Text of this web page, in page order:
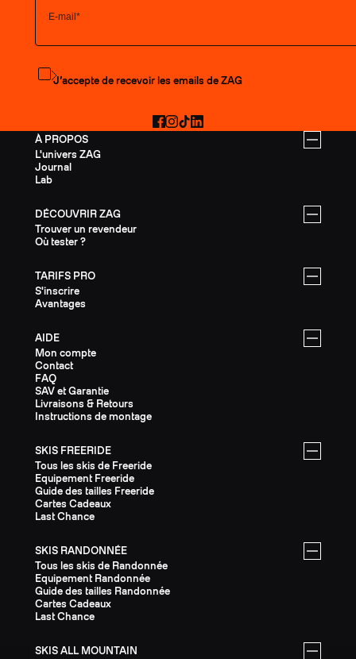
À PROPOS
L'univers ZAG
Journal
Lab
DÉCOUVRIR ZAG
Trouver un revendeur
Où tester ?
TARIFS PRO
S'inscrire
Avantages
AIDE
Mon compte
Contact
FAQ
SAV et Garantie
Livraisons & Retours
Instructions de montage
SKIS FREERIDE
Tous les skis de Freeride
Equipement Freeride
Guide des tailles Freeride
Cartes Cadeaux
Last Chance
SKIS RANDONNÉE
Tous les skis de Randonnée
Equipement Randonnée
Guide des tailles Randonnée
Cartes Cadeaux
Last Chance
SKIS ALL MOUNTAIN
S'abonner à la newsletter
J’accepte de recevoir les emails de ZAG
Facebook
Instagram
TikTokLinkedIn